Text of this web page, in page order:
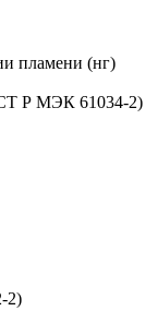
пламени (нг)
Р МЭК 61034-2)
2)